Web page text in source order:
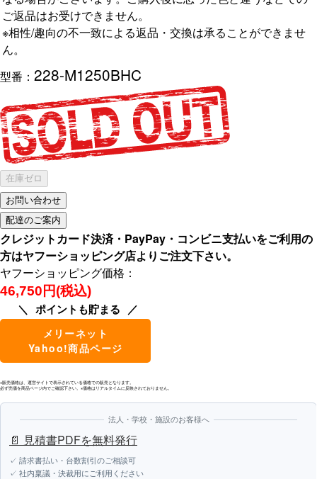
ご返品はお受けできません。
※相性/趣向の不一致による返品・交換は承ることができませ
ん。
型番： 228-M1250BHC
在庫ゼロ
クレジットカード決済・PayPay・コンビニ支払いをご利用の
方はヤフーショッピング店よりご注文下さい。
ヤフーショッピング価格：
46,750円(税込)
ポイントも貯まる
メリーネット
Yahoo!商品ページ
※販売価格は、運営サイトで表示されている価格での販売となります。
必ず売価を商品ページ内でご確認下さい。※価格はリアルタイムに反映されておりません。
法人・学校・施設のお客様へ
📄 見積書PDFを無料発行
✓ 請求書払い・台数割引のご相談可
✓ 社内稟議・決裁用にご利用ください